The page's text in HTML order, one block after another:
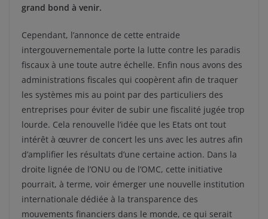
grand bond à venir.
Cependant, l’annonce de cette entraide
intergouvernementale porte la lutte contre les paradis
fiscaux à une toute autre échelle. Enfin nous avons des
administrations fiscales qui coopèrent afin de traquer
les systèmes mis au point par des particuliers des
entreprises pour éviter de subir une fiscalité jugée trop
lourde. Cela renouvelle l’idée que les Etats ont tout
intérêt à œuvrer de concert les uns avec les autres afin
d’amplifier les résultats d’une certaine action. Dans la
droite lignée de l’ONU ou de l’OMC, cette initiative
pourrait, à terme, voir émerger une nouvelle institution
internationale dédiée à la transparence des
mouvements financiers dans le monde, ce qui serait